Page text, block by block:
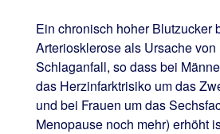
Ein chronisch hoher Blutzucker
Arteriosklerose als Ursache
Schlaganfall, so dass bei
das Herzinfarktrisiko um das
und bei Frauen um das
Menopause noch mehr) erhöht